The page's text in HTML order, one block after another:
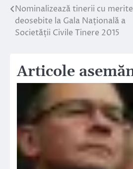
Navigare
în
Nominalizează tinerii cu merite
deosebite la Gala Națională a
Societății Civile Tinere 2015
Articole